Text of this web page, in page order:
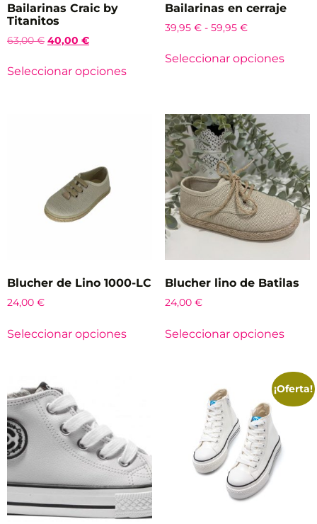
Bailarinas Craic by
Titanitos
63,00€ 40,00 €
Seleccionar opciones
Bailarinas en cerraje
39,95 € - 59,95 €
Seleccionar opciones
Blucher de Lino 1000-LC
24,00 €
Seleccionar opciones
Blucher lino de Batilas
24,00 €
Seleccionar opciones
¡Oferta!